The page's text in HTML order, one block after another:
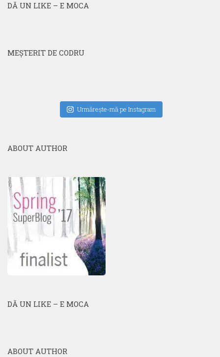
DĂ UN LIKE – E MOCA
MEŞTERIT DE CODRU
Urmăreşte-mă pe Instagram
ABOUT AUTHOR
DĂ UN LIKE – E MOCA
ABOUT AUTHOR